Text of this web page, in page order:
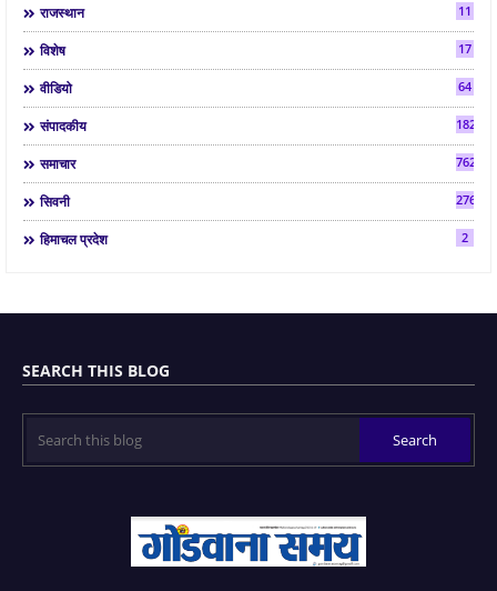
राजस्थान 11
विशेष 17
वीडियो 64
संपादकीय 182
समाचार 7624
सिवनी 2763
हिमाचल प्रदेश 2
SEARCH THIS BLOG